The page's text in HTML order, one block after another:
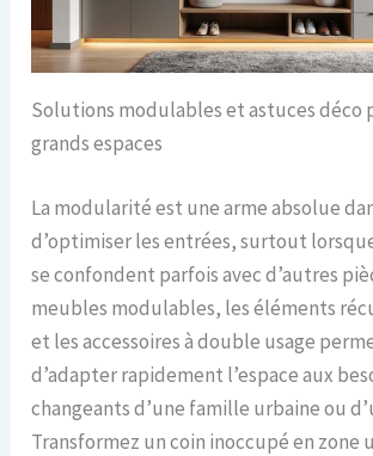
Solutions modulables et astuces déco
grands espaces
La modularité est une arme absolue
d’optimiser les entrées, surtout
se confondent parfois avec d’autres
meubles modulables, les éléments
et les accessoires à double usage
d’adapter rapidement l’espace aux
changeants d’une famille urbaine ou
Transformez un coin inoccupé en zone